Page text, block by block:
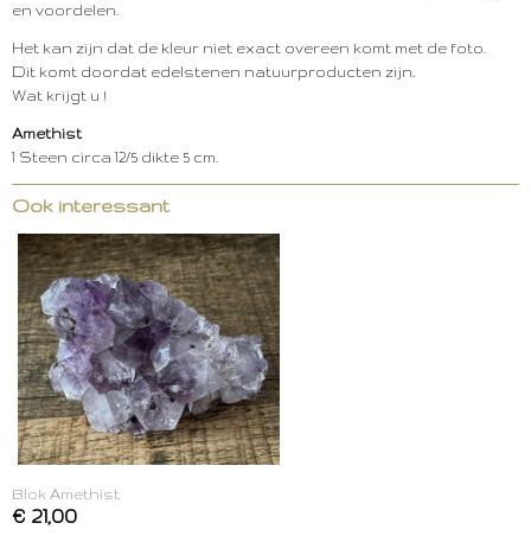
en voordelen.
Het kan zijn dat de kleur niet exact overeen komt met de foto.
Dit komt doordat edelstenen natuurproducten zijn.
Wat krijgt u !
Amethist
1 Steen circa 12/5 dikte 5 cm.
Ook interessant
Blok Amethist
€ 21,00